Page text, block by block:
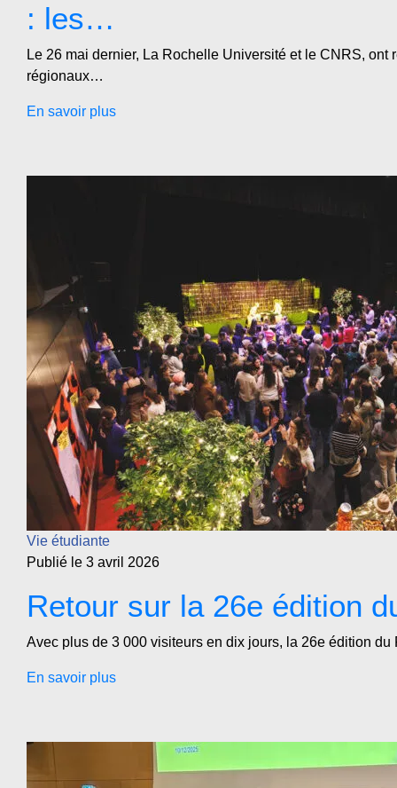
: les…
Le 26 mai dernier, La Rochelle Université et le CNRS, ont
régionaux…
En savoir plus
Vie étudiante
Publié le 3 avril 2026
Retour sur la 26e édition
Avec plus de 3 000 visiteurs en dix jours, la 26e édition
En savoir plus